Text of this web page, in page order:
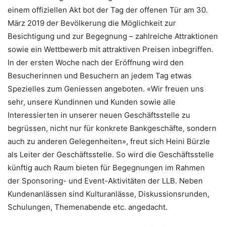
einem offiziellen Akt bot der Tag der offenen Tür am 30.
März 2019 der Bevölkerung die Möglichkeit zur
Besichtigung und zur Begegnung – zahlreiche Attraktionen
sowie ein Wettbewerb mit attraktiven Preisen inbegriffen.
In der ersten Woche nach der Eröffnung wird den
Besucherinnen und Besuchern an jedem Tag etwas
Spezielles zum Geniessen angeboten. «Wir freuen uns
sehr, unsere Kundinnen und Kunden sowie alle
Interessierten in unserer neuen Geschäftsstelle zu
begrüssen, nicht nur für konkrete Bankgeschäfte, sondern
auch zu anderen Gelegenheiten», freut sich Heini Bürzle
als Leiter der Geschäftsstelle. So wird die Geschäftsstelle
künftig auch Raum bieten für Begegnungen im Rahmen
der Sponsoring- und Event-Aktivitäten der LLB. Neben
Kundenanlässen sind Kulturanlässe, Diskussionsrunden,
Schulungen, Themenabende etc. angedacht.